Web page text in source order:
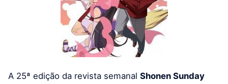
A 25ª edição da revista semanal Shonen Sunday